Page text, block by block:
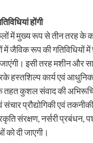
होंगी
में मुख्य रूप से तीन तरह के
में जैविक रूप की गतिविधियों
जाएंगी। इसी तरह मशीन
हस्तशिल्प कार्य एवं आधुनिक
कुशल संवाद की
संचार प्रौद्योगिकी एवं
संरक्षण, नर्सरी प्रबंधन,
को दी जाएगी।